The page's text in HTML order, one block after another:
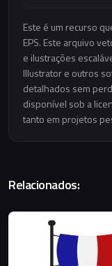
Este é um recurso
EPS. Este arquivo
e ilustrações
Illustrator e outros
detalhados sem
disponível sob a
tanto em projetos
Relacionados: